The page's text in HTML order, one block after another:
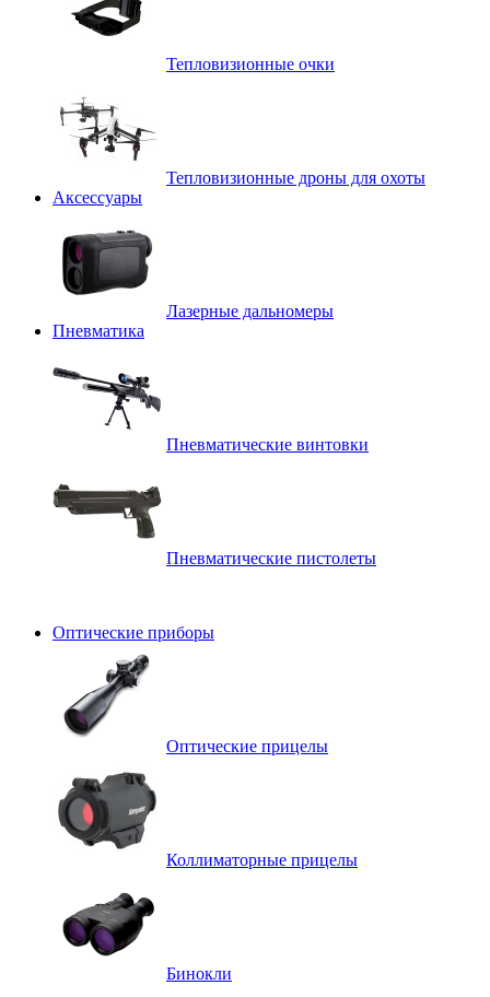
Тепловизионные очки
Тепловизионные дроны для охоты
Аксессуары
Лазерные дальномеры
Пневматика
Пневматические винтовки
Пневматические пистолеты
Оптические приборы
Оптические прицелы
Коллиматорные прицелы
Бинокли